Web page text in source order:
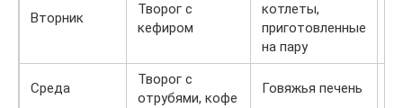
Вторник
Творог с
кефиром
котлеты,
приготовленные
на пару
Среда
Творог с
отрубями, кофе
Говяжья печень